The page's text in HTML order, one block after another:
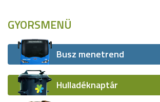
GYORSMENÜ
Busz menetrend
Hulladéknaptár